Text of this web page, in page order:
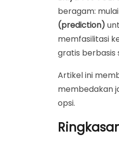
1. TOEFL iBT –
2. TOEFL ITP
3. TOEFL
Rentang Biaya
Apa Saja yang
1. Simulasi
beragam:
(prediction)
memfasilitasi
gratis berbasis
Artikel ini
membedakan
opsi.